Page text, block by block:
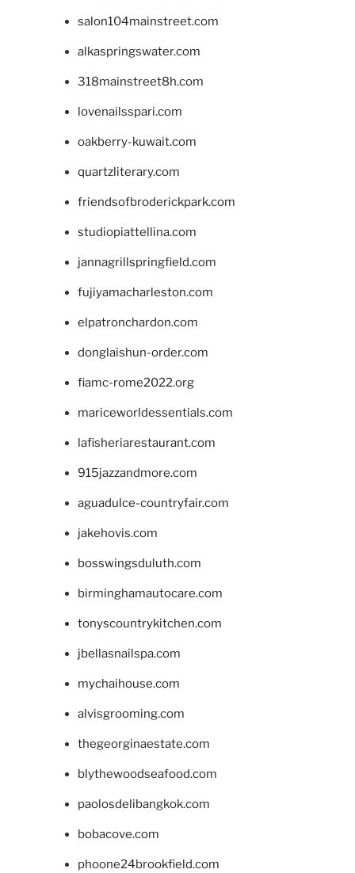
salon104mainstreet.com
alkaspringswater.com
318mainstreet8h.com
lovenailsspari.com
oakberry-kuwait.com
quartzliterary.com
friendsofbroderickpark.com
studiopiattellina.com
jannagrillspringfield.com
fujiyamacharleston.com
elpatronchardon.com
donglaishun-order.com
fiamc-rome2022.org
mariceworldessentials.com
lafisheriarestaurant.com
915jazzandmore.com
aguadulce-countryfair.com
jakehovis.com
bosswingsduluth.com
birminghamautocare.com
tonyscountrykitchen.com
jbellasnailspa.com
mychaihouse.com
alvisgrooming.com
thegeorginaestate.com
blythewoodseafood.com
paolosdelibangkok.com
bobacove.com
phoone24brookfield.com